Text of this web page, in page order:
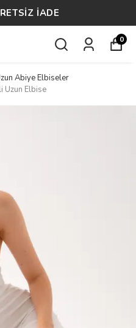
İADE
0
Abiye Elbiseler
Uzun Elbise